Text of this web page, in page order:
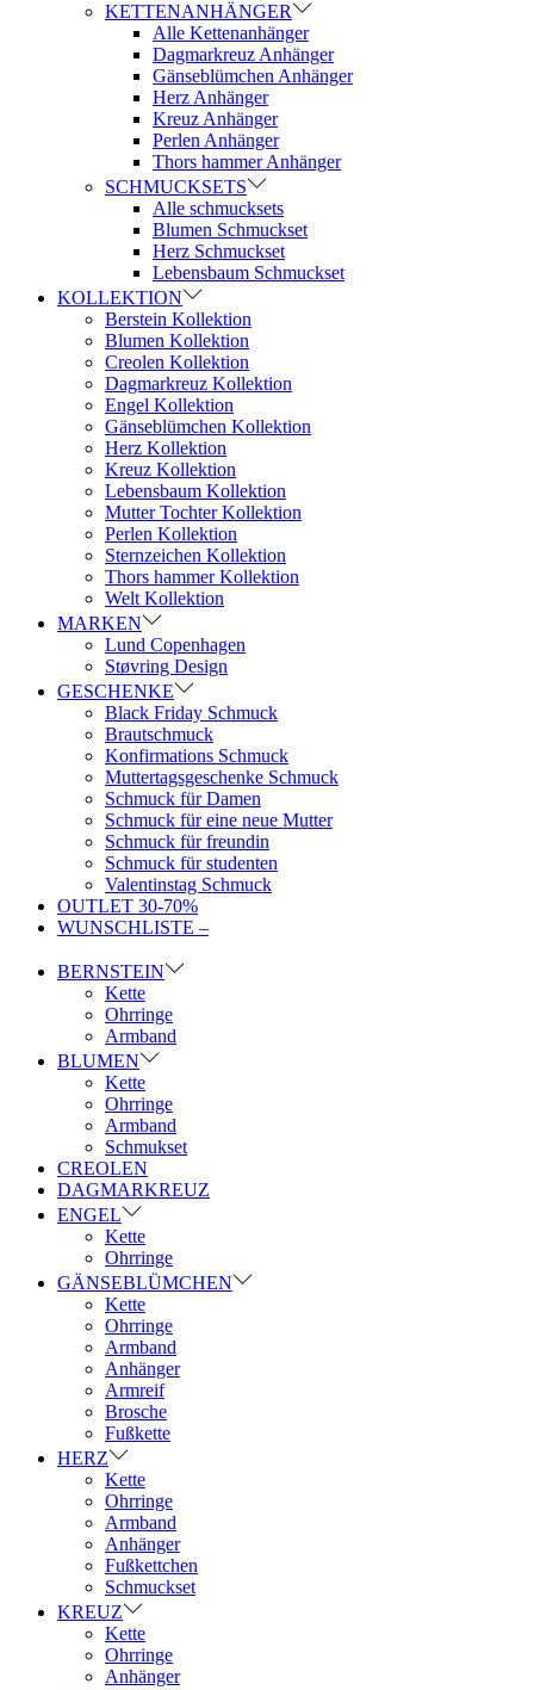
KETTENANHÄNGER
Alle Kettenanhänger
Dagmarkreuz Anhänger
Gänseblümchen Anhänger
Herz Anhänger
Kreuz Anhänger
Perlen Anhänger
Thors hammer Anhänger
SCHMUCKSETS
Alle schmucksets
Blumen Schmuckset
Herz Schmuckset
Lebensbaum Schmuckset
KOLLEKTION
Berstein Kollektion
Blumen Kollektion
Creolen Kollektion
Dagmarkreuz Kollektion
Engel Kollektion
Gänseblümchen Kollektion
Herz Kollektion
Kreuz Kollektion
Lebensbaum Kollektion
Mutter Tochter Kollektion
Perlen Kollektion
Sternzeichen Kollektion
Thors hammer Kollektion
Welt Kollektion
MARKEN
Lund Copenhagen
Støvring Design
GESCHENKE
Black Friday Schmuck
Brautschmuck
Konfirmations Schmuck
Muttertagsgeschenke Schmuck
Schmuck für Damen
Schmuck für eine neue Mutter
Schmuck für freundin
Schmuck für studenten
Valentinstag Schmuck
OUTLET 30-70%
WUNSCHLISTE –
BERNSTEIN
Kette
Ohrringe
Armband
BLUMEN
Kette
Ohrringe
Armband
Schmukset
CREOLEN
DAGMARKREUZ
ENGEL
Kette
Ohrringe
GÄNSEBLÜMCHEN
Kette
Ohrringe
Armband
Anhänger
Armreif
Brosche
Fußkette
HERZ
Kette
Ohrringe
Armband
Anhänger
Fußkettchen
Schmuckset
KREUZ
Kette
Ohrringe
Anhänger